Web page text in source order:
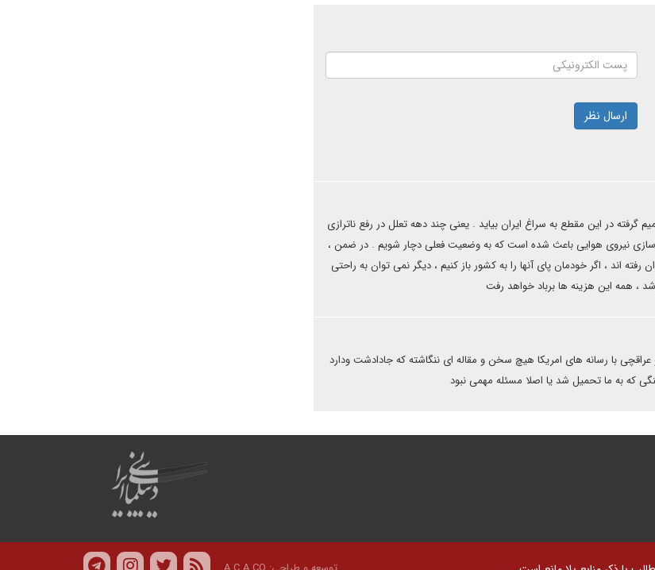
ارسال نظر
در این مقطع به سراغ ایران بیاید . یعنی چند دهه تعلل در رفع ناترازی
نیروی هوایی باعث شده است که به وضعیت فعلی دچار شویم . در ضمن ،
اند ، اگر خودمان پای آنها را به کشور باز کنیم ، دیگر نمی توان به راحتی
، همه این هزینه ها برباد خواهد رفت
با رسانه های امریکا هیچ سخن و مقاله ای ننگاشته که جادادشت ودارد
که به ما تحمیل شد یا اصلا مسئله مهمی نبود